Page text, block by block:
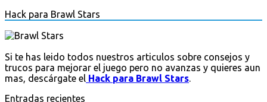
Hack para Brawl Stars
Si te has leido todos nuestros articulos sobre consejos y
trucos para mejorar el juego pero no avanzas y quieres aun
mas, descárgate el Hack para Brawl Stars.
Entradas recientes